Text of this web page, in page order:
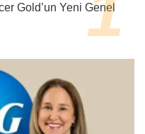
Gold’un Yeni Genel